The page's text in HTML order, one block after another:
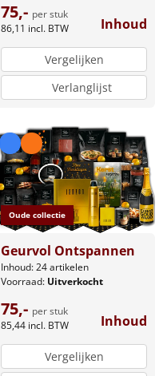
75,- per stuk
86,11 incl. BTW Inhoud
Vergelijken
Verlanglijst
Oude collectie
Geurvol Ontspannen
Inhoud: 24 artikelen
Voorraad: Uitverkocht
75,- per stuk
85,44 incl. BTW Inhoud
Vergelijken